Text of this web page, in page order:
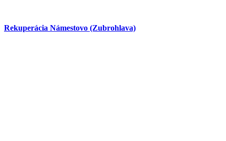
Rekuperácia Námestovo (Zubrohlava)